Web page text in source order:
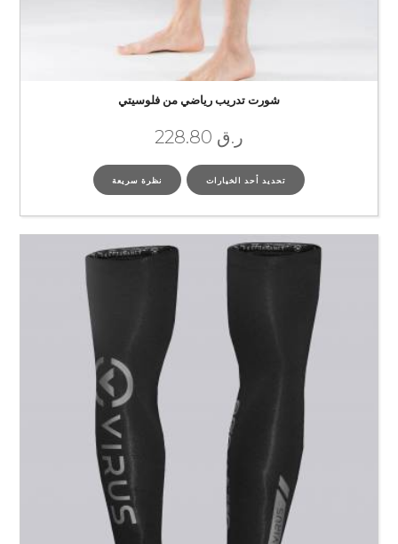
شورت تدريب رياضي من فلوسيتي
ر.ق
تحديد أحد الخيارات نظرة سريعة